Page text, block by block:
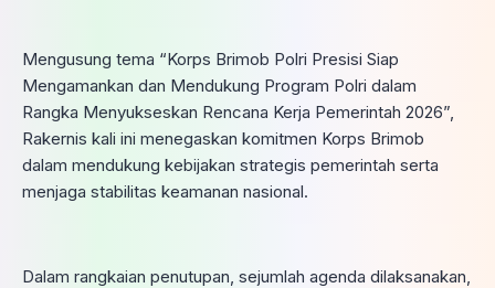
Mengusung tema “Korps Brimob Polri Presisi Siap
Mengamankan dan Mendukung Program Polri dalam
Rangka Menyukseskan Rencana Kerja Pemerintah 2026”,
Rakernis kali ini menegaskan komitmen Korps Brimob
dalam mendukung kebijakan strategis pemerintah serta
menjaga stabilitas keamanan nasional.
Dalam rangkaian penutupan, sejumlah agenda dilaksanakan,